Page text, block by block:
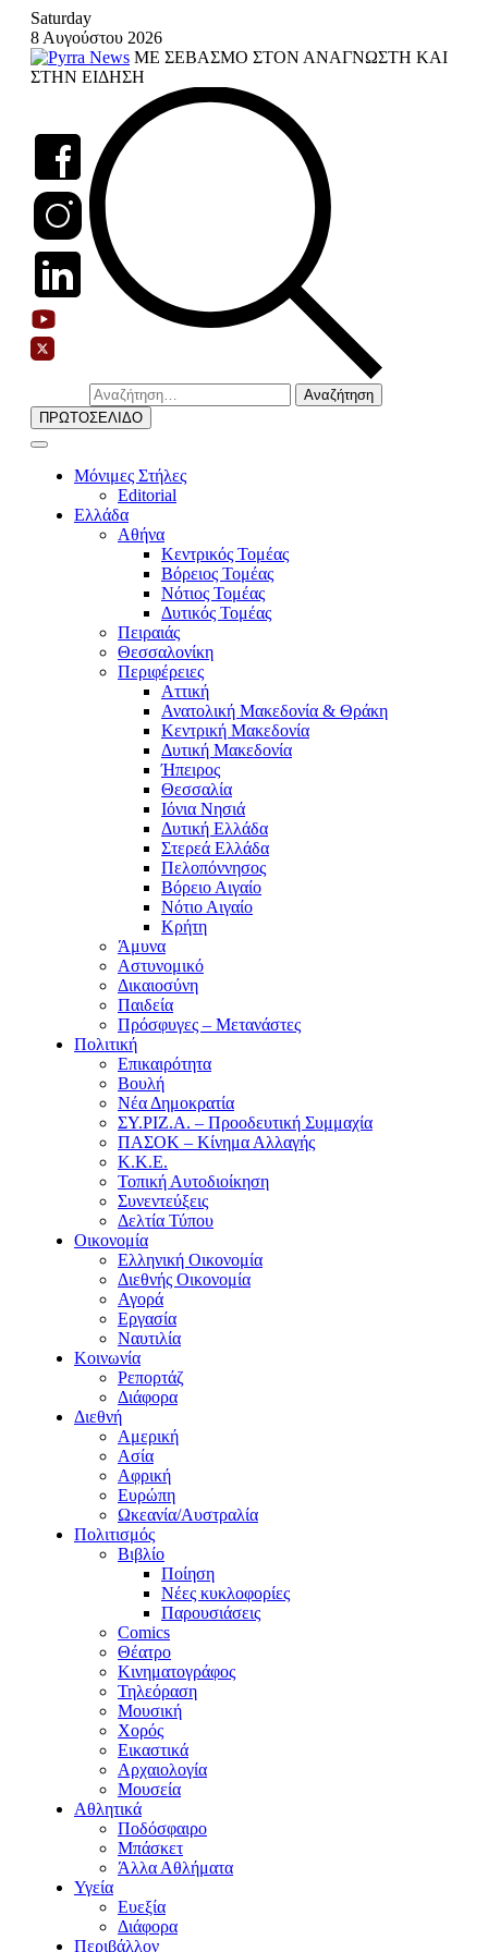
Skip
content
Saturday
8 Αυγούστου 2026
ΜΕ ΣΕΒΑΣΜΟ ΣΤΟΝ ΑΝΑΓΝΩΣΤΗ ΚΑΙ
ΣΤΗΝ ΕΙΔΗΣΗ
Αναζήτηση
για:
ΠΡΩΤΟΣΕΛΙΔΟ
Μόνιμες Στήλες
Editorial
Ελλάδα
Αθήνα
Κεντρικός Τομέας
Βόρειος Τομέας
Νότιος Τομέας
Δυτικός Τομέας
Πειραιάς
Θεσσαλονίκη
Περιφέρειες
Αττική
Ανατολική Μακεδονία & Θράκη
Κεντρική Μακεδονία
Δυτική Μακεδονία
Ήπειρος
Θεσσαλία
Ιόνια Νησιά
Δυτική Ελλάδα
Στερεά Ελλάδα
Πελοπόννησος
Βόρειο Αιγαίο
Νότιο Αιγαίο
Κρήτη
Άμυνα
Αστυνομικό
Δικαιοσύνη
Παιδεία
Πρόσφυγες – Μετανάστες
Πολιτική
Επικαιρότητα
Βουλή
Νέα Δημοκρατία
ΣΥ.ΡΙΖ.Α. – Προοδευτική Συμμαχία
ΠΑΣΟΚ – Κίνημα Αλλαγής
Κ.Κ.Ε.
Τοπική Αυτοδιοίκηση
Συνεντεύξεις
Δελτία Τύπου
Οικονομία
Ελληνική Οικονομία
Διεθνής Οικονομία
Αγορά
Εργασία
Ναυτιλία
Κοινωνία
Ρεπορτάζ
Διάφορα
Διεθνή
Αμερική
Ασία
Αφρική
Ευρώπη
Ωκεανία/Αυστραλία
Πολιτισμός
Βιβλίο
Ποίηση
Νέες κυκλοφορίες
Παρουσιάσεις
Comics
Θέατρο
Κινηματογράφος
Τηλεόραση
Μουσική
Χορός
Εικαστικά
Αρχαιολογία
Μουσεία
Αθλητικά
Ποδόσφαιρο
Μπάσκετ
Άλλα Αθλήματα
Υγεία
Ευεξία
Διάφορα
Περιβάλλον